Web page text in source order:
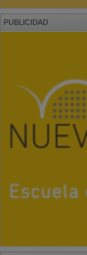
PUBLICIDAD